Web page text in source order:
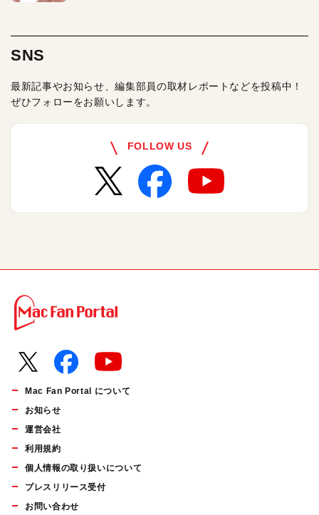
SNS
最新記事やお知らせ、編集部員の取材レポートなどを投稿中！
ぜひフォローをお願いします。
FOLLOW US
Mac Fan Portal について
お知らせ
運営会社
利用規約
個人情報の取り扱いについて
プレスリリース受付
お問い合わせ